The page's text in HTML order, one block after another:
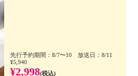
先行予約期間：8/7〜10 放送日：8/11
¥5,940
¥2,998(税込)